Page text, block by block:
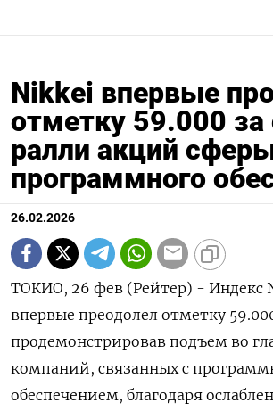
Nikkei впервые
отметку 59.000 за
ралли акций
программного
26.02.2026
ТОКИО, 26 фев (Рейтер) - Индекс
впервые преодолел отметку
продемонстрировав ​подъем во
‌компаний, связанных ‌с
обеспечением, благодаря